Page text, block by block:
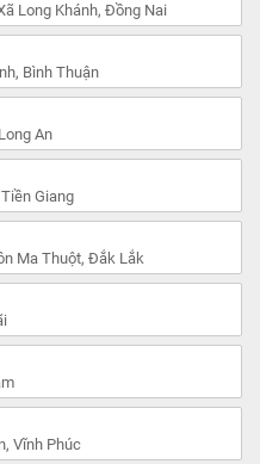
Long Khánh, Đồng Nai
Bình Thuận
An
Giang
Ma Thuột, Đắk Lắk
Vĩnh Phúc